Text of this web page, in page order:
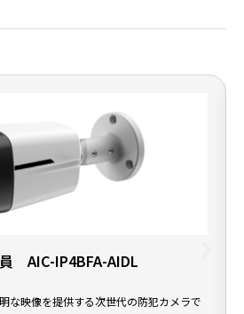
AIC-IP4BFA-AIDL
な映像を提供する次世代の防犯カメラで